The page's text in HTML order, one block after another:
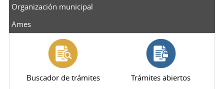
Organización municipal
Ames
Buscador de trámites Trámites abiertos